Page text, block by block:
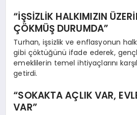
“İŞSİZLİK HALKIMIZIN
ÇÖKMÜŞ DURUMDA”
Turhan, işsizlik ve enflasyonun
gibi çöktüğünü ifade ederek,
emeklilerin temel ihtiyaçlarını
getirdi.
“SOKAKTA AÇLIK VAR,
VAR”